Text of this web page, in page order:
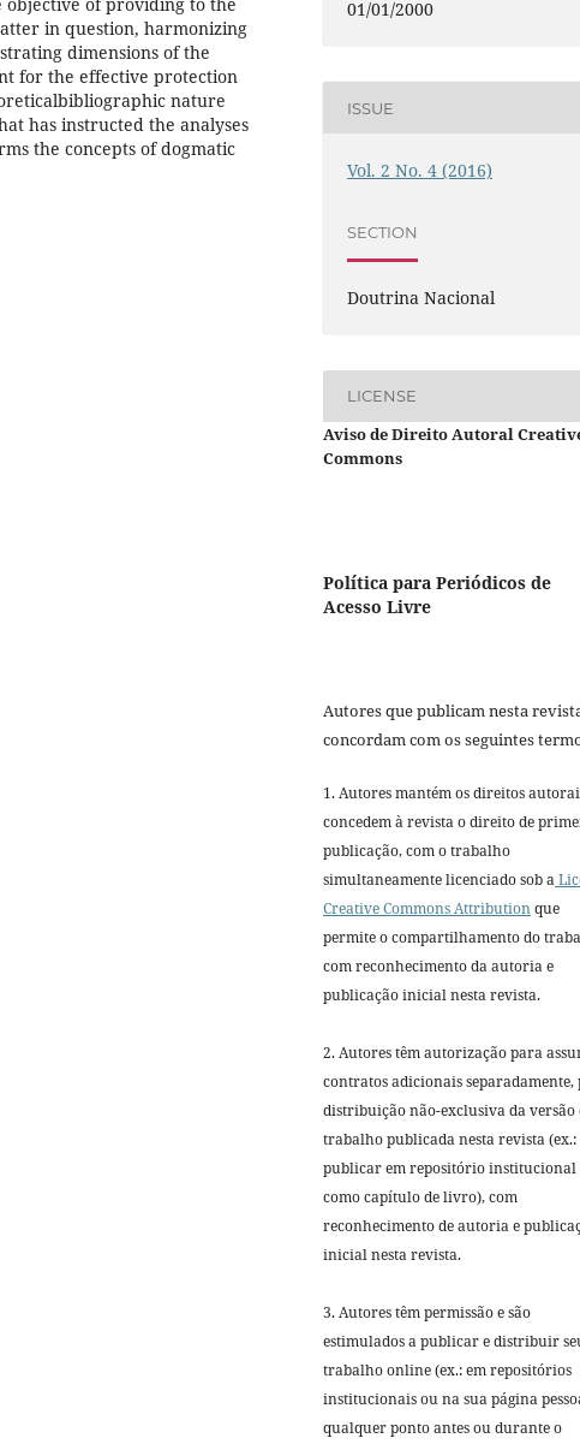
in question, harmonizing
dimensions of the
for the effective protection
nature
has instructed the analyses
the concepts of dogmatic
01/01/2000
ISSUE
Vol. 2 No. 4 (2016)
SECTION
Doutrina Nacional
LICENSE
Aviso de Direito Autoral
Commons
Política para Periódicos de
Acesso Livre
Autores que publicam nesta
concordam com os seguintes
1. Autores mantém os direitos
concedem à revista o direito de
publicação, com o trabalho
simultaneamente licenciado sob a
Creative Commons Attributionque
permite o compartilhamento do
com reconhecimento da autoria e
publicação inicial nesta revista.
2. Autores têm autorização para
contratos adicionais separadamente,
distribuição não-exclusiva da versão
trabalho publicada nesta revista (ex.:
publicar em repositório institucional
como capítulo de livro), com
reconhecimento de autoria e
inicial nesta revista.
3. Autores têm permissão e são
estimulados a publicar e distribuir
trabalho online (ex.: em repositórios
institucionais ou na sua página
qualquer ponto antes ou durante o